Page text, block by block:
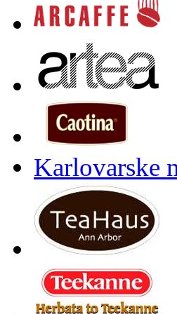
Karlovarske